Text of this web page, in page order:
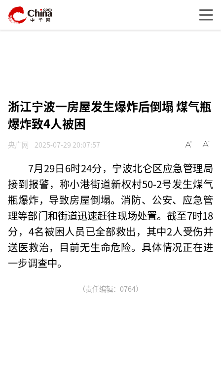
浙江宁波一房屋发生爆炸后倒塌 煤气瓶
爆炸致4人被困
央广网 2025-07-29 20:07:57
7月29日6时24分，宁波北仑区应急管理局
接到报警，称小港街道新权村50-2号发生煤气
瓶爆炸，导致房屋倒塌。消防、公安、应急管
理等部门和街道迅速赶往现场处置。截至7时18
分，4名被困人员已全部救出，其中2人受伤并
送医救治，目前无生命危险。具体情况正在进
一步调查中。
（责任编辑：0764）